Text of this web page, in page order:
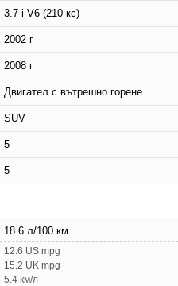
3.7 i V6 (210 кс)
2002 г
2008 г
Двигател с вътрешно горене
SUV
5
5
18.6 л/100 км
12.6 US mpg
15.2 UK mpg
5.4 км/л